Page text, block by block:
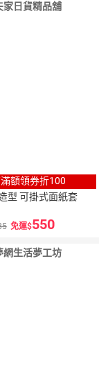
家日貨精品舖
額領券折100
型 可掛式面紙套
免運 550
網生活夢工坊